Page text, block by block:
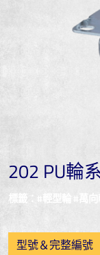
202 PU輪
標籤：#輕型輪 #萬